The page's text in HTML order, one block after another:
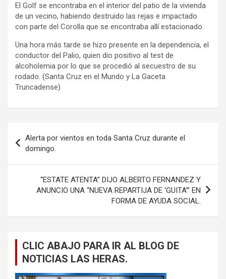
El Golf se encontraba en el interior del patio de la vivienda
de un vecino, habiendo destruido las rejas e impactado
con parte del Corolla que se encontraba allí estacionado.
Una hora más tarde se hizo presente en la dependencia, el
conductor del Palio, quien dio positivo al test de
alcoholemia por lo que se procedió al secuestro de su
rodado. (Santa Cruz en el Mundo y La Gaceta
Truncadense)
de
entradas
Alerta por vientos en toda Santa Cruz durante el
domingo.
“ESTATE ATENTA” DIJO ALBERTO FERNANDEZ Y
ANUNCIO UNA “NUEVA REPARTIJA DE ‘GUITA'” EN
FORMA DE AYUDA SOCIAL.
CLIC ABAJO PARA IR AL BLOG DE
NOTICIAS LAS HERAS.